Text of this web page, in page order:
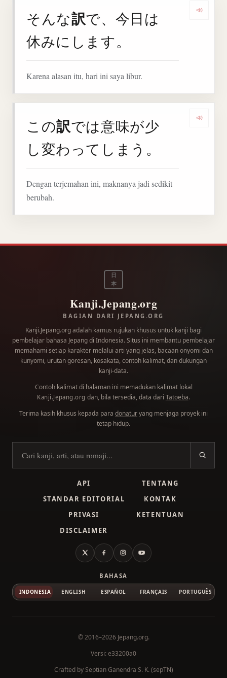
そんな訳で、今日は
休みにします。
Karena alasan itu, hari ini saya libur.
この訳では意味が少
し変わってしまう。
Dengan terjemahan ini, maknanya jadi sedikit
berubah.
日
本
Kanji.Jepang.org
BAGIAN DARI JEPANG.ORG
Kanji.Jepang.org adalah kamus rujukan khusus untuk kanji bagi
pembelajar bahasa Jepang di Indonesia. Situs ini membantu pembelajar
memahami setiap karakter melalui arti yang jelas, bacaan onyomi dan
kunyomi, urutan goresan, kosakata, contoh kalimat, dan dukungan
kanji-data.
Contoh kalimat di halaman ini memadukan kalimat lokal
Kanji.Jepang.org dan, bila tersedia, data dari Tatoeba.
Terima kasih khusus kepada para donaturyang menjaga proyek ini
tetap hidup.
Cari kanji
API
TENTANG
STANDAR EDITORIAL
KONTAK
PRIVASI
KETENTUAN
DISCLAIMER
X FacebookInstagramYouTube
BAHASA
INDONESIA ENGLISH ESPAÑOL FRANÇAIS PORTUGUÊS
© 2016–2026 Jepang.org.
Versi: e33200a0
Crafted bySeptian Ganendra S. K. (sepTN)